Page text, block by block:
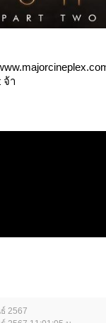
จ้า
2567